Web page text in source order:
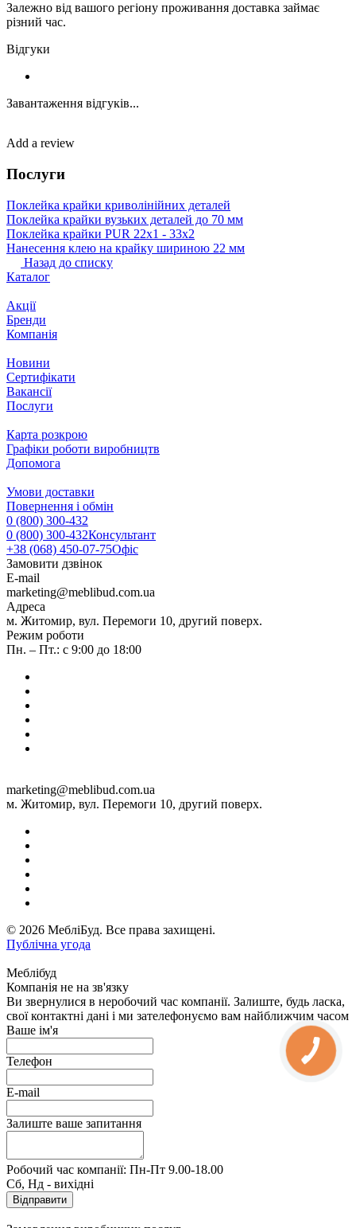
Залежно від вашого регіону проживання доставка займає
різний час.
Відгуки
Завантаження відгуків...
Add a review
Послуги
Поклейка крайки криволінійних деталей
Поклейка крайки вузьких деталей до 70 мм
Поклейка крайки PUR 22х1 ‐ 33х2
Нанесення клею на крайку шириною 22 мм
Назад до списку
Каталог
Акції
Бренди
Компанія
Новини
Сертифікати
Вакансії
Послуги
Карта розкрою
Графіки роботи виробництв
Допомога
Умови доставки
Повернення і обмін
0 (800) 300-432
0 (800) 300-432Консультант
+38 (068) 450-07-75Офіс
Замовити дзвінок
E-mail
marketing@meblibud.com.ua
Адреса
м. Житомир, вул. Перемоги 10, другий поверх.
Режим роботи
Пн. – Пт.: с 9:00 до 18:00
marketing@meblibud.com.ua
м. Житомир, вул. Перемоги 10, другий поверх.
© 2026 МебліБуд. Все права захищені.
Публічна угода
Меблібуд
Компанія не на зв'язку
Ви звернулися в неробочий час компанії. Залиште, будь ласка,
свої контактні дані і ми зателефонуємо вам найближчим часом
Ваше ім'я
Телефон
E-mail
Залиште ваше запитання
Робочий час компанії: Пн-Пт 9.00-18.00
Сб, Нд - вихідні